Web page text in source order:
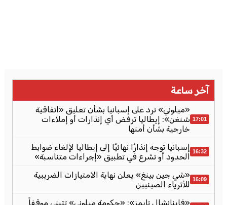
آخر ساعة
17:01
«ميلوني» ترد على إسبانيا بشأن تعليق «اتفاقية
شنغن»: إيطاليا ترفض أي إنذارات أو إملاءات
خارجية بشأن أمنها
16:32 إسبانيا توجه إنذارًا نهائيًا إلى إيطاليا لإلغاء ضوابط
الحدود أو تشرع في تطبيق «إجراءات متناسبة»
16:09 «شي جين بينغ» يعلن نهاية الامتيازات الضريبية
للأثرياء الصينيين
«فاينانشال تايمز»: «حكومة ميلوني» تتبنى موقفاً